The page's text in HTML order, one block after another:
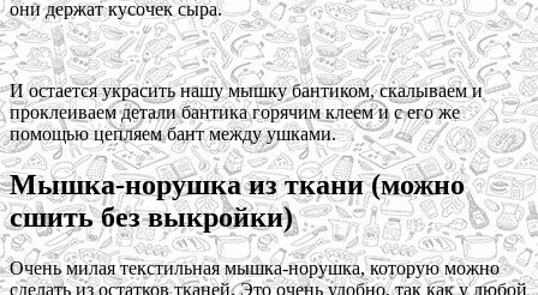
они держат кусочек сыра.
И остается украсить нашу мышку бантиком, скалываем и
проклеиваем детали бантика горячим клеем и с его же
помощью цепляем бант между ушками.
Мышка-норушка из ткани (можно
сшить без выкройки)
Очень милая текстильная мышка-норушка, которую можно
сделать из остатков тканей. Это очень удобно, так как у любой